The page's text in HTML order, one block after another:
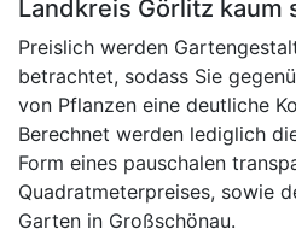
Landkreis Görlitz kaum
Preislich werden
betrachtet, sodass Sie
von Pflanzen eine deutliche
Berechnet werden lediglich
Form eines pauschalen
Quadratmeterpreises, sowie
Garten in Großschönau.